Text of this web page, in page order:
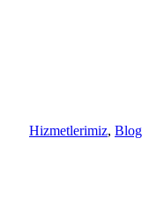
Hizmetlerimiz, Blog